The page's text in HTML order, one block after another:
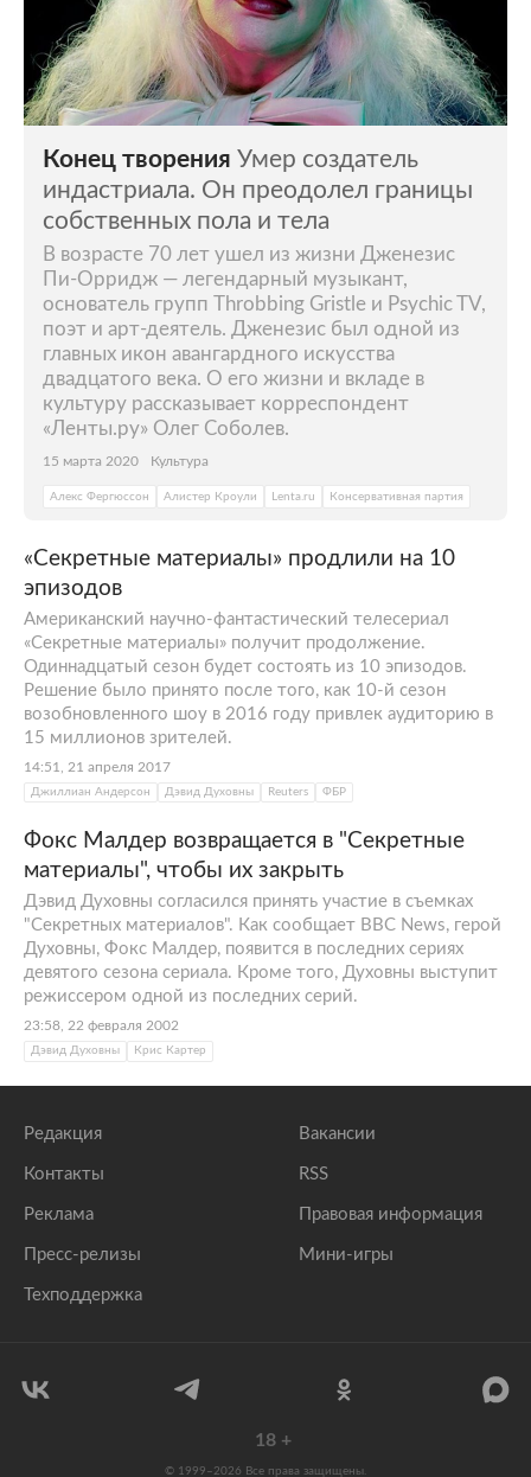
Конец творения Умер создатель
индастриала. Он преодолел границы
собственных пола и тела
В возрасте 70 лет ушел из жизни Дженезис
Пи-Орридж — легендарный музыкант,
основатель групп Throbbing Gristle и Psychic TV,
поэт и арт-деятель. Дженезис был одной из
главных икон авангардного искусства
двадцатого века. О его жизни и вкладе в
культуру рассказывает корреспондент
«Ленты.ру» Олег Соболев.
15 марта 2020 Культура
Алекс Фергюссон Алистер Кроули Lenta.ru Консервативная партия
«Секретные материалы» продлили на 10
эпизодов
Американский научно-фантастический телесериал
«Секретные материалы» получит продолжение.
Одиннадцатый сезон будет состоять из 10 эпизодов.
Решение было принято после того, как 10-й сезон
возобновленного шоу в 2016 году привлек аудиторию в
15 миллионов зрителей.
14:51, 21 апреля 2017
Джиллиан Андерсон Дэвид Духовны Reuters ФБР
Фокс Малдер возвращается в "Секретные
материалы", чтобы их закрыть
Дэвид Духовны согласился принять участие в съемках
"Секретных материалов". Как сообщает BBC News, герой
Духовны, Фокс Малдер, появится в последних сериях
девятого сезона сериала. Кроме того, Духовны выступит
режиссером одной из последних серий.
23:58, 22 февраля 2002
Дэвид Духовны Крис Картер
Редакция
Контакты
Реклама
Пресс-релизы
Техподдержка
Вакансии
RSS
Правовая информация
Мини-игры
18 +
© 1999–2026 Все права защищены.